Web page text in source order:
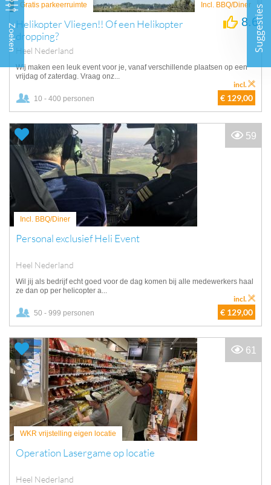
Zoeken
Gratis parkeerruimte Incl. BBQ/Diner
Helikopter Vliegen!! Of een Helikopter
dropping?
Heel Nederland
8.6
Wij maken een leuk event voor je, vanaf verschillende plaatsen op een
vrijdag of zaterdag. Vraag onz...
10 - 400 personen € 129,00
incl.
Incl. BBQ/Diner
Personal exclusief Heli Event
Heel Nederland
Wil jij als bedrijf echt goed voor de dag komen bij alle medewerkers haal
ze dan op per helicopter a...
50 - 999 personen € 129,00
incl.
59
WKR vrijstelling eigen locatie
Operation Lasergame op locatie
Heel Nederland
61
Suggesties